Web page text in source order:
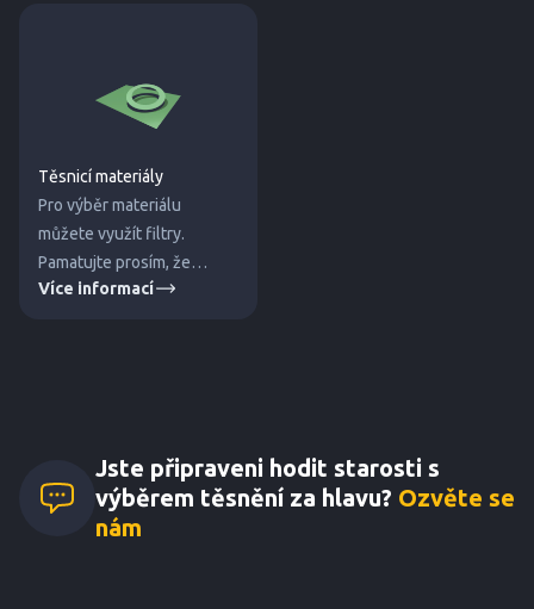
Těsnicí materiály
Pro výběr materiálu
můžete využít filtry.
Pamatujte prosím, že
uvedené hodnoty jsou
Více informací
Jste připraveni hodit starosti s
výběrem těsnění za hlavu? Ozvěte se
nám